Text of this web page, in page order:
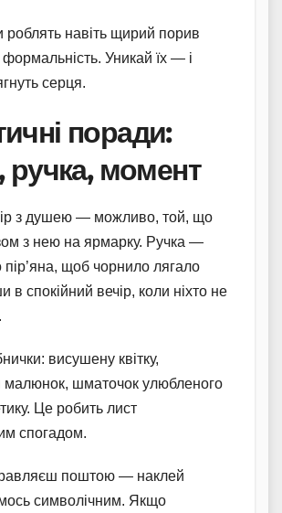
роблять навіть щирий порив
Уникай їх — і
серця.
поради:
ручка, момент
з душею — можливо, той, що
з нею на ярмарку. Ручка —
пір’яна, щоб чорнило лягало
в спокійний вечір, коли ніхто не
висушену квітку,
малюнок, шматочок улюбленого
Це робить лист
спогадом.
поштою — наклей
символічним. Якщо